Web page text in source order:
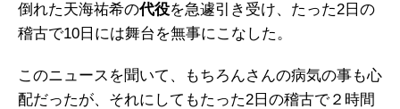
倒れた天海祐希の代役を急遽引き受け、たった2日の
稽古で10日には舞台を無事にこなした。
このニュースを聞いて、もちろんさんの病気の事も心
配だったが、それにしてもたった2日の稽古で２時間